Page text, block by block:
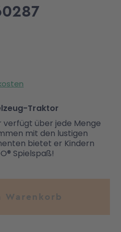
Traktor
über jede Menge
mit den lustigen
bietet er Kindern
Spielspaß!
Warenkorb